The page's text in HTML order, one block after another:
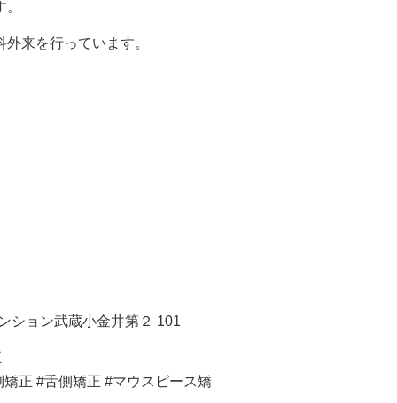
来を行っています。
ション武蔵小金井第２ 101
正 #舌側矯正 #マウスピース矯